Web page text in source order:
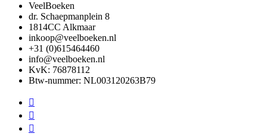
VeelBoeken
dr. Schaepmanplein 8
1814CC Alkmaar
inkoop@veelboeken.nl
+31 (0)615464460
info@veelboeken.nl
KvK: 76878112
Btw-nummer: NL003120263B79